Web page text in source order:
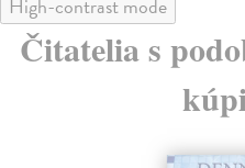
High-contrast mode
Čitatelia s